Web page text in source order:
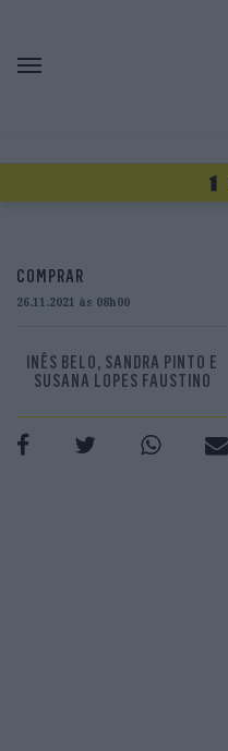
COMPRAR
26.11.2021 às 08h00
INÊS BELO, SANDRA PINTO E
SUSANA LOPES FAUSTINO